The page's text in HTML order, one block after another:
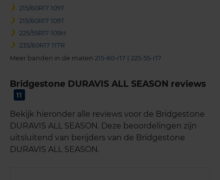
215/60R17 109T
215/60R17 109T
225/55R17 109H
235/60R17 117R
Meer banden in de maten 215-60-r17 | 225-55-r17
Bridgestone DURAVIS ALL SEASON reviews
11
Bekijk hieronder alle reviews voor de Bridgestone
DURAVIS ALL SEASON. Deze beoordelingen zijn
uitsluitend van berijders van de Bridgestone
DURAVIS ALL SEASON.